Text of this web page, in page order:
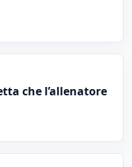
che l’allenatore